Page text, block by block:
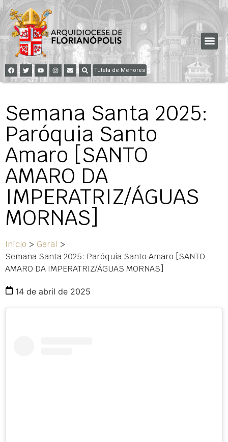
Tutela de Menores
Semana Santa 2025:
Paróquia Santo
Amaro [SANTO
AMARO DA
IMPERATRIZ/ÁGUAS
MORNAS]
Início > Geral >
Semana Santa 2025: Paróquia Santo Amaro [SANTO
AMARO DA IMPERATRIZ/ÁGUAS MORNAS]
14 de abril de 2025